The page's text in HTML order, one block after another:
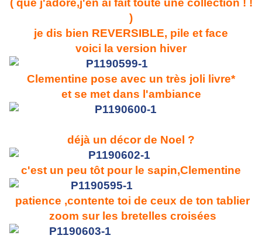
( que j'adore,j'en ai fait toute une collection ! !
)
je dis bien REVERSIBLE, pile et face
voici la version hiver
Clementine pose avec un très joli livre*
et se met dans l'ambiance
déjà un décor de Noel ?
c'est un peu tôt pour le sapin,Clementine
patience ,contente toi de ceux de ton tablier
zoom sur les bretelles croisées